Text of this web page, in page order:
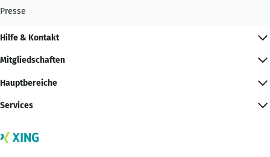
Presse
Hilfe & Kontakt
Mitgliedschaften
Hauptbereiche
Services